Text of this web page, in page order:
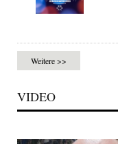
Weitere >>
VIDEO